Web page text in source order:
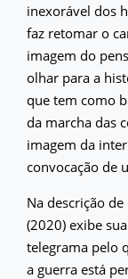
inexorável dos
faz retomar o
imagem do
olhar para a
que tem como
da marcha das
imagem da
convocação de
Na descrição
(2020) exibe
telegrama pelo
a guerra está